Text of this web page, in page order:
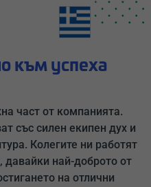
към успеха
част от компанията.
със силен екипен дух и
Колегите ни работят
давайки най-доброто от
на отлични